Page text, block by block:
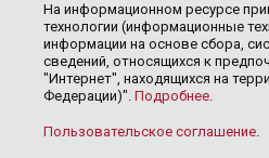
На информационном ресурсе
технологии (информационные
информации на основе сбора,
сведений, относящихся к
"Интернет", находящихся на
Федерации)". Подробнее.
Пользовательское соглашение.